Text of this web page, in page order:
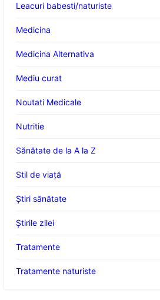
Leacuri babesti/naturiste
Medicina
Medicina Alternativa
Mediu curat
Noutati Medicale
Nutritie
Sănătate de la A la Z
Stil de viaţă
Ştiri sănătate
Știrile zilei
Tratamente
Tratamente naturiste